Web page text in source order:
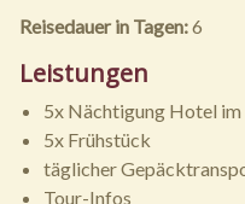
Reisedauer in Tagen:6
Leistungen
5x Nächtigung Hotel im
5x Frühstück
täglicher
Tour-Infos